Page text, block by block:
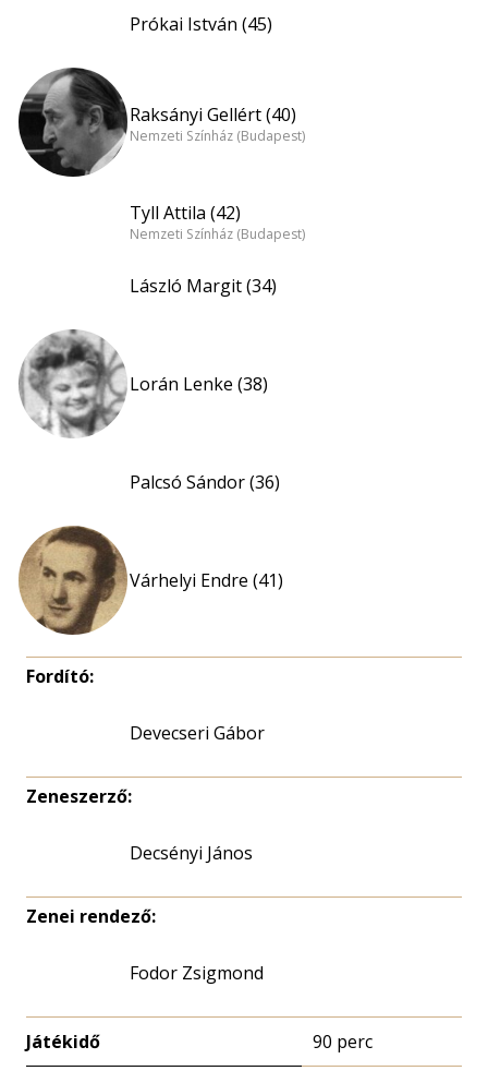
Prókai István (45)
Raksányi Gellért (40)
Nemzeti Színház (Budapest)
Tyll Attila (42)
Nemzeti Színház (Budapest)
László Margit (34)
Lorán Lenke (38)
Palcsó Sándor (36)
Várhelyi Endre (41)
Fordító:
Devecseri Gábor
Zeneszerző:
Decsényi János
Zenei rendező:
Fodor Zsigmond
Játékidő 90 perc